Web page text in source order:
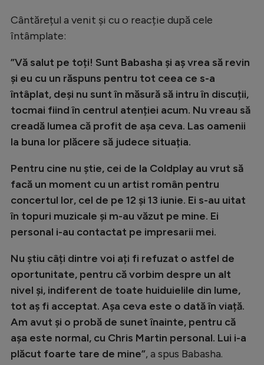
Cântărețul a venit și cu o reacție după cele
întâmplate:
”Vă salut pe toți! Sunt Babasha și aș vrea să revin
și eu cu un răspuns pentru tot ceea ce s-a
întâplat, deși nu sunt în măsură să intru în discuții,
tocmai fiind în centrul atenției acum. Nu vreau să
creadă lumea că profit de așa ceva. Las oamenii
la buna lor plăcere să judece situația.
Pentru cine nu știe, cei de la Coldplay au vrut să
facă un moment cu un artist român pentru
concertul lor, cel de pe 12 și 13 iunie. Ei s-au uitat
în topuri muzicale și m-au văzut pe mine. Ei
personal i-au contactat pe impresarii mei.
Nu știu câți dintre voi ați fi refuzat o astfel de
oportunitate, pentru că vorbim despre un alt
nivel și, indiferent de toate huiduielile din lume,
tot aș fi acceptat. Așa ceva este o dată în viață.
Am avut și o probă de sunet înainte, pentru că
așa este normal, cu Chris Martin personal. Lui i-a
plăcut foarte tare de mine”, a spus Babasha.